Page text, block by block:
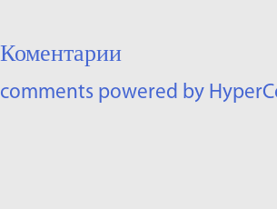
Коментарии
comments powered by